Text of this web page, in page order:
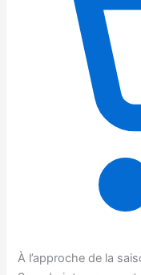
À l’approche de la